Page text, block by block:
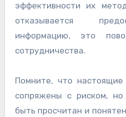
эффективности их
отказывается
информацию, это
сотрудничества.
Помните, что настоящие
сопряжены с риском,
быть просчитан и